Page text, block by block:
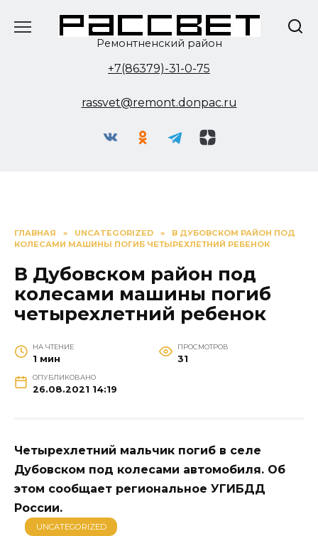
Ремонтненский район
+7(86379)-31-0-75
rassvet@remont.donpac.ru
ГЛАВНАЯ » UNCATEGORIZED »
В ДУБОВСКОМ РАЙОН ПОД
КОЛЕСАМИ МАШИНЫ ПОГИБ ЧЕТЫРЕХЛЕТНИЙ РЕБЕНОК
В Дубовском район под
колесами машины погиб
четырехлетний ребенок
НА ЧТЕНИЕ
1 мин
ПРОСМОТРОВ
31
ОПУБЛИКОВАНО
26.08.2021 14:19
Четырехлетний мальчик погиб в селе
Дубовском под колесами автомобиля. Об
этом сообщает региональное УГИБДД
России.
UNCATEGORIZED